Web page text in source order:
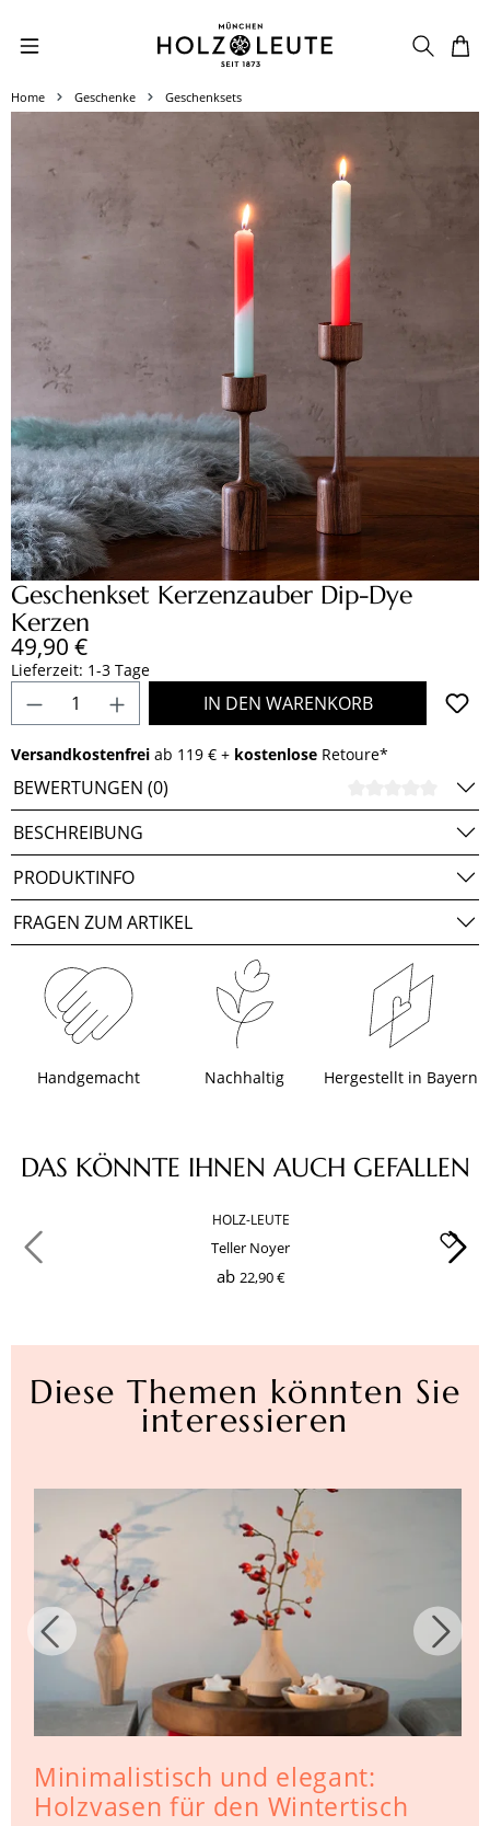
Zum Hauptinhalt springen
Home Geschenke Geschenksets
Geschenkset Kerzenzauber Dip-Dye
Kerzen
Regulärer Preis:
49,90 €
Lieferzeit: 1-3 Tage
Produkt Anzahl: Gib den gewünschten
IN DEN WARENKORB
Versandkostenfrei ab 119 € + kostenlose Retoure*
BEWERTUNGEN (0)
BESCHREIBUNG
PRODUKTINFO
FRAGEN ZUM ARTIKEL
Handgemacht Nachhaltig Hergestellt in Bayern
Produktgalerie überspringen
DAS KÖNNTE IHNEN AUCH GEFALLEN
HOLZ-LEUTE
Teller Noyer
ab 22,90 €
Diese Themen könnten Sie
interessieren
Minimalistisch und elegant:
Holzvasen für den Wintertisch